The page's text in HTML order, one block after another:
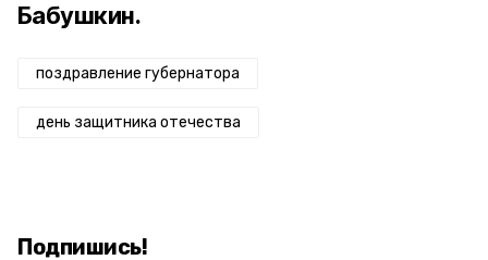
Бабушкин.
поздравление губернатора
день защитника отечества
Подпишись!